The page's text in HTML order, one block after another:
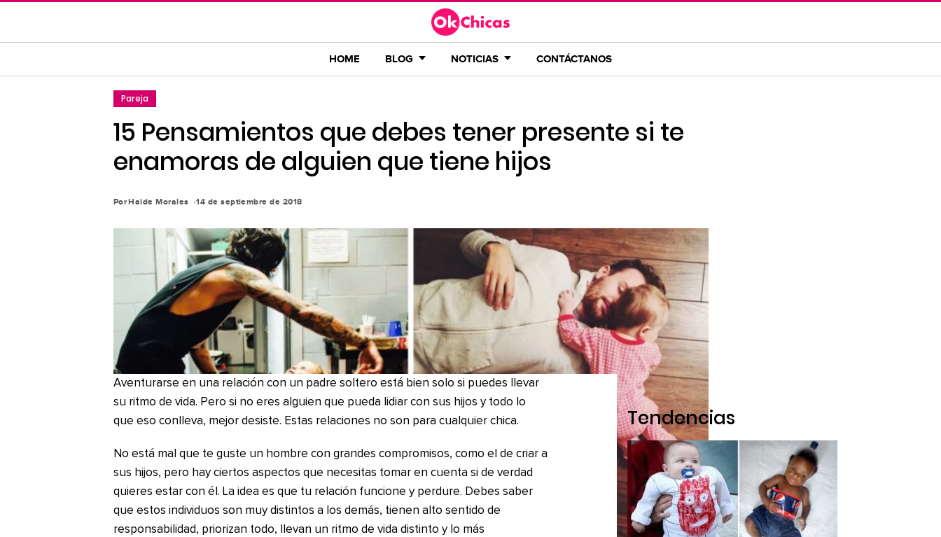
contenido
HOME BLOG NOTICIAS CONTÁCTANOS
Pareja
15 Pensamientos que debes tener presente si te
enamoras de alguien que tiene hijos
PorHaide Morales 14 de septiembre de 2018
Aventurarse en una relación con un padre soltero está bien solo si puedes llevar
su ritmo de vida. Pero si no eres alguien que pueda lidiar con sus hijos y todo lo
que eso conlleva, mejor desiste. Estas relaciones no son para cualquier chica.
No está mal que te guste un hombre con grandes compromisos, como el de criar a
sus hijos, pero hay ciertos aspectos que necesitas tomar en cuenta si de verdad
quieres estar con él. La idea es que tu relación funcione y perdure. Debes saber
que estos individuos son muy distintos a los demás, tienen alto sentido de
responsabilidad, priorizan todo, llevan un ritmo de vida distinto y lo más
Tendencias